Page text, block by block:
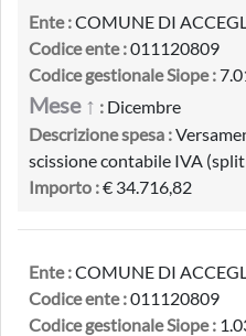
Ente :COMUNE DI
Codice ente :011120809
Codice gestionale Siope :
Mese ↑ : Dicembre
Descrizione spesa :
scissione contabile IVA
Importo :€ 34.716,82
Ente :COMUNE DI
Codice ente :011120809
Codice gestionale Siope :